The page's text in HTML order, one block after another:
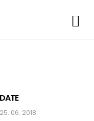
DATE
25. 06. 2018